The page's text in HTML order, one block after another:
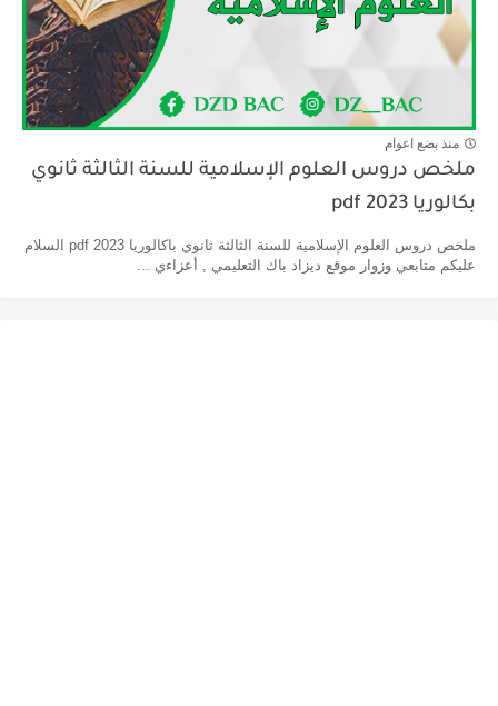
منذ بضع اعوام
ملخص دروس العلوم الإسلامية للسنة الثالثة ثانوي
بكالوريا pdf 2023
ملخص دروس العلوم الإسلامية للسنة الثالثة ثانوي باكالوريا pdf 2023 السلام
عليكم متابعي وزوار موقع ديزاد باك التعليمي , أعزاءي ...